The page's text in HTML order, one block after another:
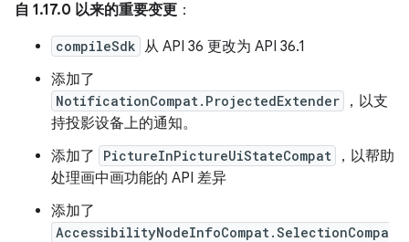
自 1.17.0 以来的重要变更 ：
compileSdk 从 API 36 更改为 API 36.1
添加了
NotificationCompat.ProjectedExtender
，以支
持投影设备上的通知。
添加了
PictureInPictureUiStateCompat
，以帮助
处理画中画功能的 API 差异
添加了
AccessibilityNodeInfoCompat.SelectionCompa